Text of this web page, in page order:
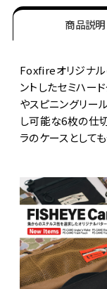
商品説明
Foxfireオリジナル
ントしたセミハー
やスピニングリー
し可能な6枚の仕
ラのケースとして